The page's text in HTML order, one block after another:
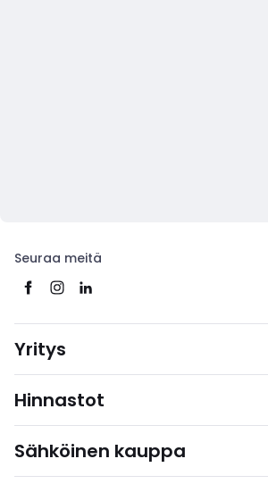
Seuraa meitä
Yritys
Hinnastot
Sähköinen kauppa